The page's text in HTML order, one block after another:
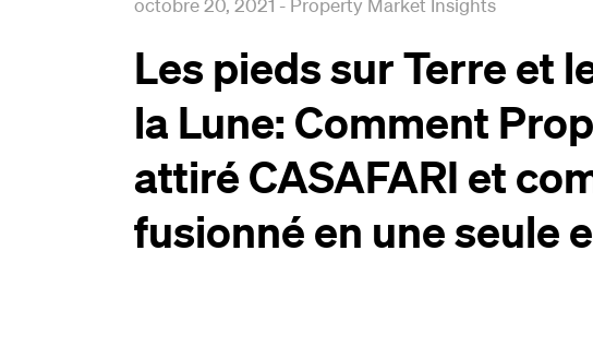
octobre 20, 2021 - Property Market Insights
Les pieds sur Terre et
la Lune: Comment
attiré CASAFARI et
fusionné en une seule